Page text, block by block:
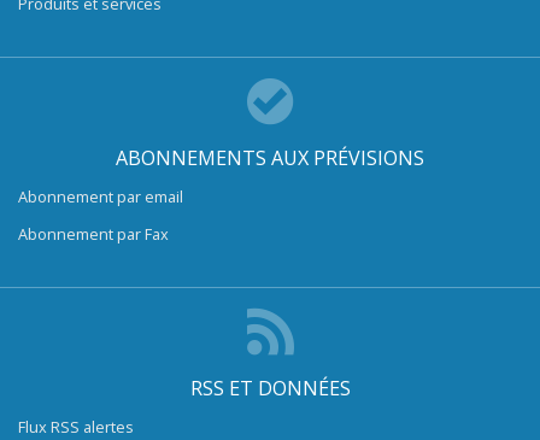
ABONNEMENTS AUX PRÉVISIONS
Abonnement par email
Abonnement par Fax
RSS ET DONNÉES
Flux RSS alertes